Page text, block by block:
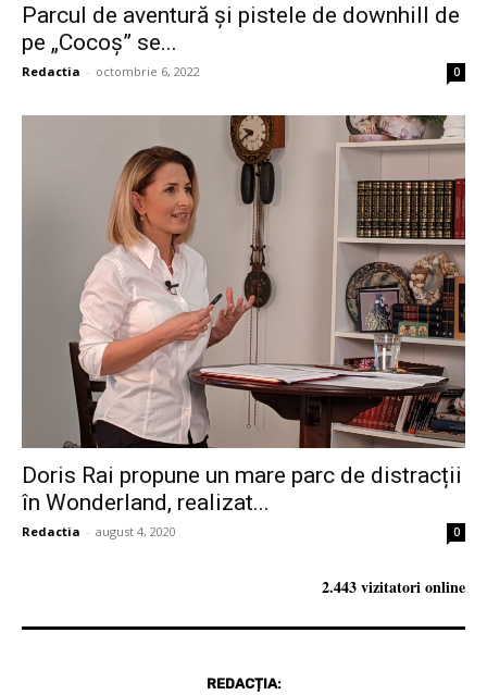
Parcul de aventură și pistele de downhill de
pe „Cocoș” se...
Redactia - octombrie 6, 2022 0
Doris Rai propune un mare parc de distracții
în Wonderland, realizat...
Redactia - august 4, 2020 0
2.443 vizitatori online
REDACȚIA: